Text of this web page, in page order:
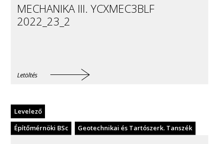
MECHANIKA III. YCXMEC3BLF
2022_23_2
Letöltés
Építőmérnöki BSc Geotechnikai és Tartószerk. Tanszék
Levelező